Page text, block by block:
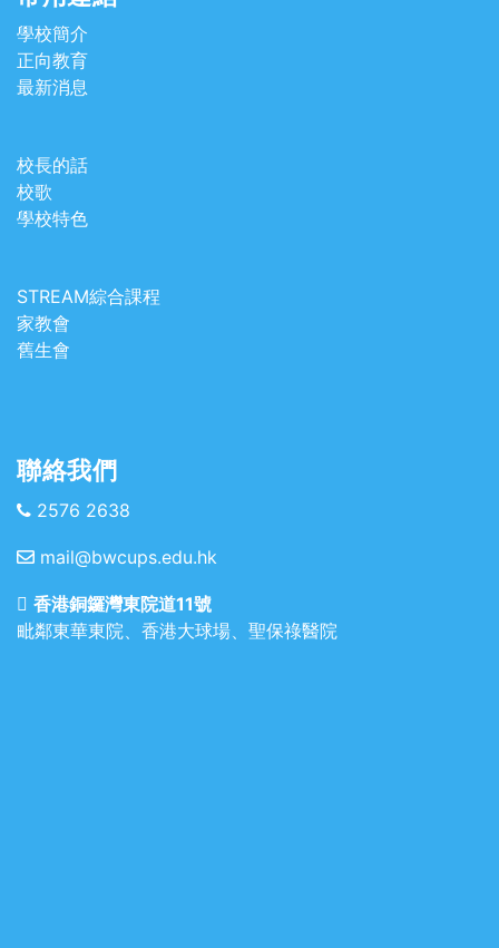
學校簡介
正向教育
最新消息
校長的話
校歌
學校特色
STREAM綜合課程
家教會
舊生會
聯絡我們
2576 2638
mail@bwcups.edu.hk
香港銅鑼灣東院道11號
毗鄰東華東院、香港大球場、聖保祿醫院